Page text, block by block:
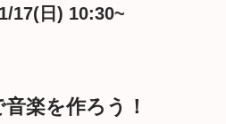
17(日) 10:30~
楽を作ろう！